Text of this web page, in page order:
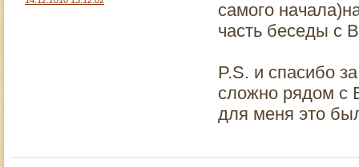
самого
часть беседы с
P.S. и спасибо
сложно рядом с
для меня это